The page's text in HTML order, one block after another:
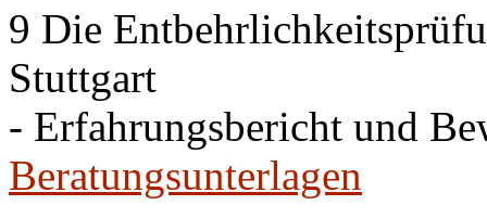
9 Die
Stuttgart
- Erfahrungsbericht und
Beratungsunterlagen